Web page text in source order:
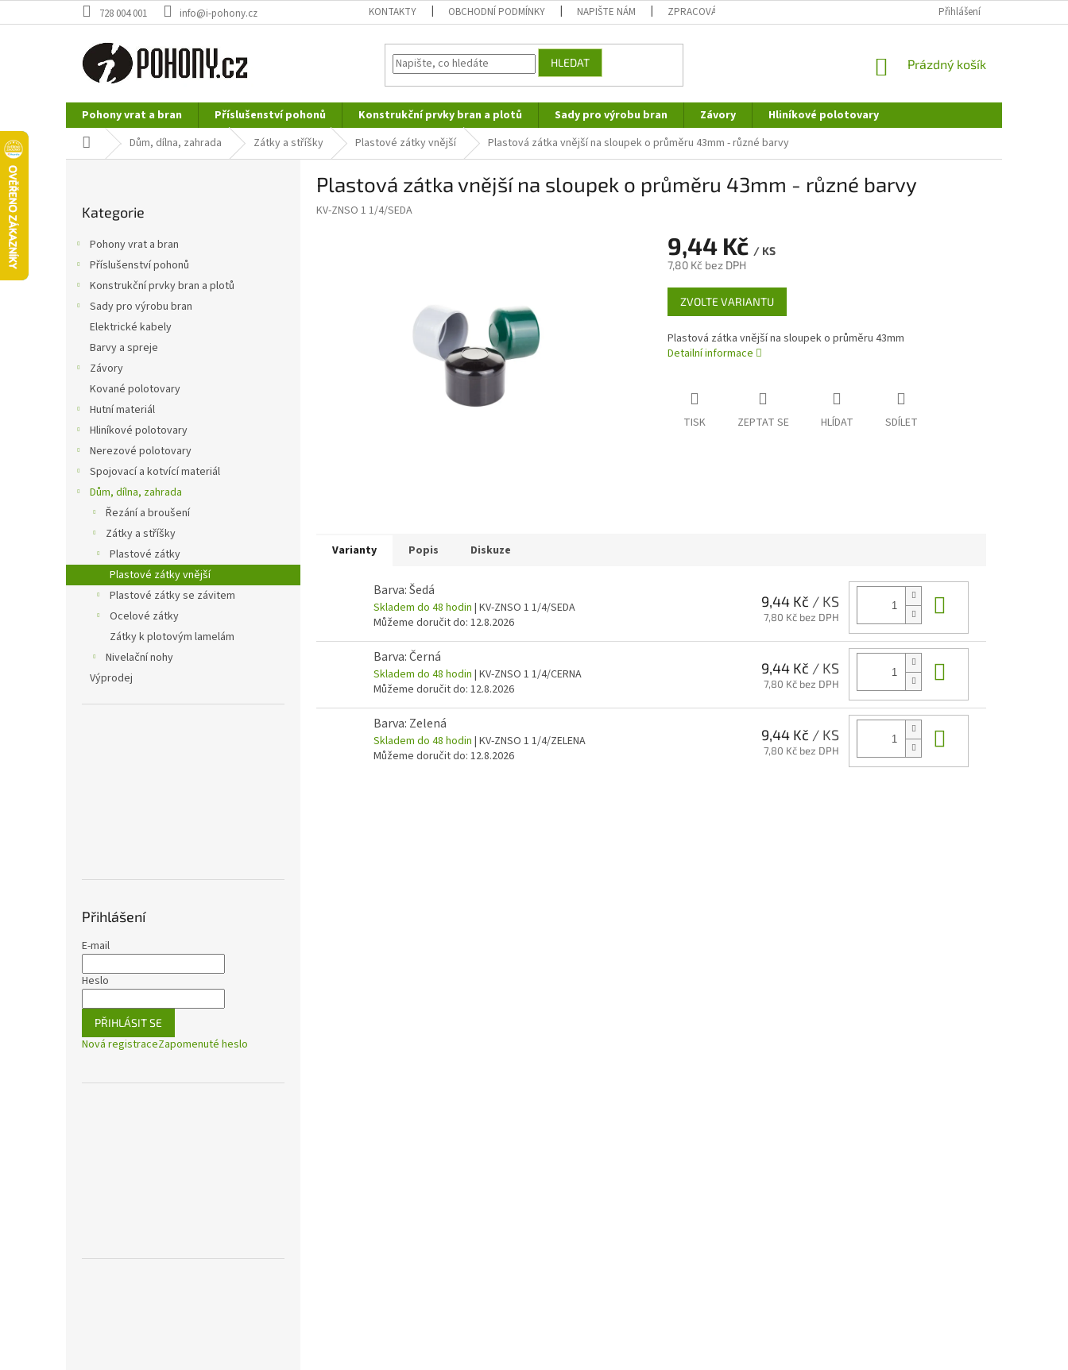
na
728 004 001 info@i-pohony.cz KONTAKTY OBCHODNÍ PODMÍNKY NAPIŠTE NÁM ZPRACOVÁNÍ OSOBNÍCH ÚDAJŮ REKLAMAČNÍ ŘÁD
Přihlášení
HLEDAT
NÁKUPNÍ
Prázdný košík
Pohony vrat a bran Příslušenství pohonů Konstrukční prvky bran a plotů Sady pro výrobu bran Závory
Hliníkové polotovary
Nerezové polotovary
Hutní materiál
Domů Dům, dílna, zahrada Zátky a stříšky Plastové zátky vnější Plastová zátka vnější na sloupek o průměru 43mm - různé barvy
kategorie
Kategorie
Pohony vrat a bran
Příslušenství pohonů
Konstrukční prvky bran a plotů
Sady pro výrobu bran
Elektrické kabely
Barvy a spreje
Závory
Kované polotovary
Hutní materiál
Hliníkové polotovary
Nerezové polotovary
Spojovací a kotvící materiál
Dům, dílna, zahrada
Řezání a broušení
Zátky a stříšky
Plastové zátky
Plastové zátky vnější
Plastové zátky se závitem
Ocelové zátky
Zátky k plotovým lamelám
Nivelační nohy
Výprodej
Přihlášení
E-mail
Heslo
PŘIHLÁSIT SE
Nová registraceZapomenuté heslo
Plastová zátka vnější na sloupek o průměru 43mm - různé barvy
KV-ZNSO 1 1/4/SEDA
9,44 Kč / KS
7,80 Kč bez DPH
Měrná
cena:
ZVOLTE VARIANTU
Plastová zátka vnější na sloupek o průměru 43mm
Detailní informace
TISK ZEPTAT SE HLÍDAT SDÍLET
Varianty Popis Diskuze
Barva: Šedá
Skladem do 48 hodin | KV-ZNSO 1 1/4/SEDA
Můžeme doručit do: 12.8.2026
9,44 Kč / KS
7,80 Kč bez DPH
Barva: Černá
Skladem do 48 hodin | KV-ZNSO 1 1/4/CERNA
Můžeme doručit do: 12.8.2026
9,44 Kč / KS
7,80 Kč bez DPH
Barva: Zelená
Skladem do 48 hodin | KV-ZNSO 1 1/4/ZELENA
Můžeme doručit do: 12.8.2026
9,44 Kč / KS
7,80 Kč bez DPH